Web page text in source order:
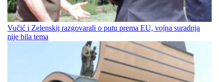
Vučić i Zelenskij razgovarali o putu prema EU, vojna suradnja
nije bila tema